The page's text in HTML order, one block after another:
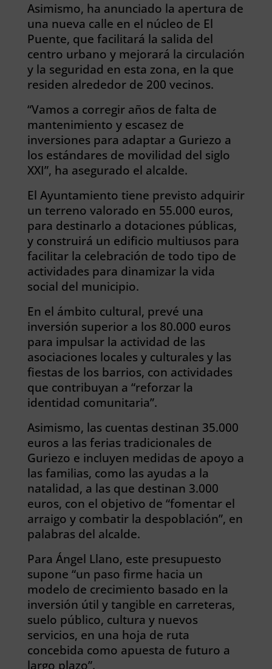
Asimismo, ha anunciado la apertura de
una nueva calle en el núcleo de El
Puente, que facilitará la salida del
centro urbano y mejorará la circulación
y la seguridad en esta zona, en la que
residen alrededor de 200 vecinos.
“Vamos a corregir años de falta de
mantenimiento y escasez de
inversiones para adaptar a Guriezo a
los estándares de movilidad del siglo
XXI”, ha asegurado el alcalde.
El Ayuntamiento tiene previsto adquirir
un terreno valorado en 55.000 euros,
para destinarlo a dotaciones públicas,
y construirá un edificio multiusos para
facilitar la celebración de todo tipo de
actividades para dinamizar la vida
social del municipio.
En el ámbito cultural, prevé una
inversión superior a los 80.000 euros
para impulsar la actividad de las
asociaciones locales y culturales y las
fiestas de los barrios, con actividades
que contribuyan a “reforzar la
identidad comunitaria”.
Asimismo, las cuentas destinan 35.000
euros a las ferias tradicionales de
Guriezo e incluyen medidas de apoyo a
las familias, como las ayudas a la
natalidad, a las que destinan 3.000
euros, con el objetivo de “fomentar el
arraigo y combatir la despoblación”, en
palabras del alcalde.
Para Ángel Llano, este presupuesto
supone “un paso firme hacia un
modelo de crecimiento basado en la
inversión útil y tangible en carreteras,
suelo público, cultura y nuevos
servicios, en una hoja de ruta
concebida como apuesta de futuro a
largo plazo”.